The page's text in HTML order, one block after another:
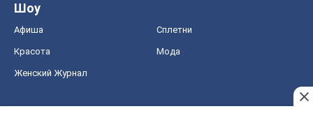
Шоу
Афиша Сплетни
Красота Мода
Женский Журнал